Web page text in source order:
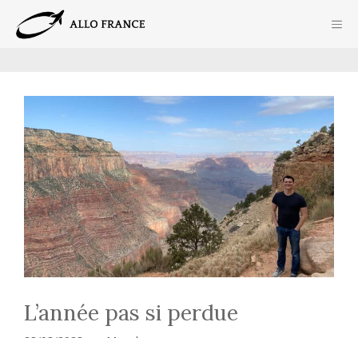
contenu
L’année pas si perdue